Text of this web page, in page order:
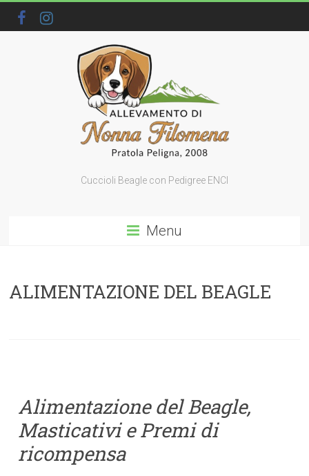
Cuccioli Beagle con Pedigree ENCI
Menu
ALIMENTAZIONE DEL BEAGLE
Alimentazione del Beagle,
Masticativi e Premi di
ricompensa